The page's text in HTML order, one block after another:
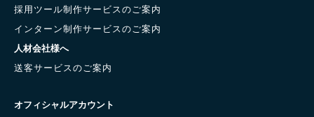
採用ツール制作サービスのご案内
インターン制作サービスのご案内
人材会社様へ
送客サービスのご案内
オフィシャルアカウント